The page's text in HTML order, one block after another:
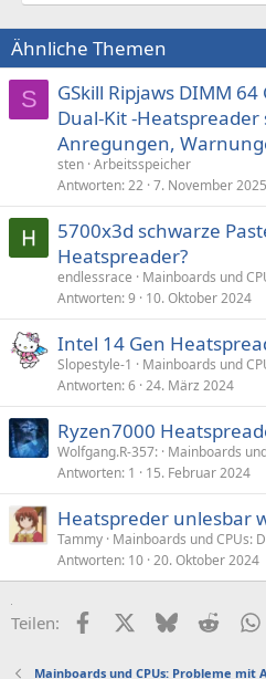
Ähnliche Themen
S
GSkill Ripjaws DIMM 64
Dual-Kit -
Anregungen,
sten Arbeitsspeicher
Antworten 22 7. November 2025
5700x3d schwarze
Heatspreader?
endlessrace
Mainboards und
Antworten 9 10. Oktober 2024
Intel 14 Gen
Slopestyle-1
Mainboards und
Antworten 6 24. März 2024
Ryzen7000
Wolfgang.R-357: Mainboards
Antworten 1 15. Februar 2024
Heatspreder unlesbar
Tammy Mainboards und CPUs:
Antworten 10 20. Oktober 2024
Teilen: FacebookX (Twitter)
BlueskyReddit
Mainboards und CPUs: Probleme mit